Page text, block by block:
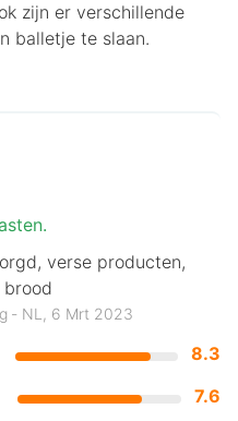
zijn er verschillende
balletje te slaan.
8.3
7.6
verse producten,
brood
‐ NL, 6 Mrt 2023